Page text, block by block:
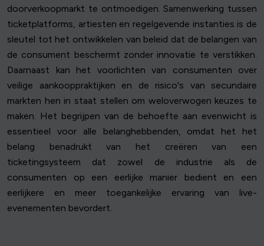
doorverkoopmarkt te ontmoedigen. Samenwerking tussen
ticketplatforms, artiesten en regelgevende instanties is de
sleutel tot het ontwikkelen van beleid dat de belangen van
de consument beschermt zonder innovatie te verstikken.
Daarnaast kan het voorlichten van consumenten over
veilige aankooppraktijken en de risico's van secundaire
markten hen in staat stellen om weloverwogen keuzes te
maken. Het begrijpen van de behoefte aan evenwicht is
essentieel voor alle belanghebbenden, omdat het het
belang benadrukt van het creëren van een
ticketingsysteem dat zowel de industrie als de
consumenten op een eerlijke manier bedient en een
eerlijkere en meer toegankelijke ervaring van live-
evenementen bevordert.